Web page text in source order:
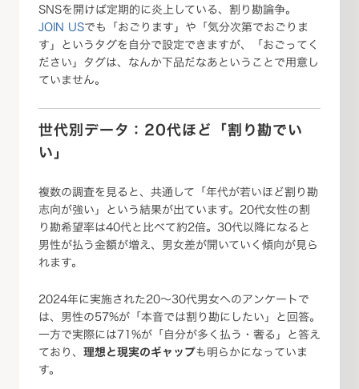
SNSを開けば定期的に炎上している、割り勘論争。
JOIN USでも「おごります」や「気分次第でおごりま
す」というタグを自分で設定できますが、「おごってく
ださい」タグは、なんか下品だなあということで用意し
ていません。
世代別データ：20代ほど「割り勘でい
い」
複数の調査を見ると、共通して「年代が若いほど割り勘
志向が強い」という結果が出ています。20代女性の割
り勘希望率は40代と比べて約2倍。30代以降になると
男性が払う金額が増え、男女差が開いていく傾向が見ら
れます。
2024年に実施された20〜30代男女へのアンケートで
は、男性の57%が「本音では割り勘にしたい」と回答。
一方で実際には71%が「自分が多く払う・奢る」と答え
ており、 理想と現実のギャップも明らかになっていま
す。